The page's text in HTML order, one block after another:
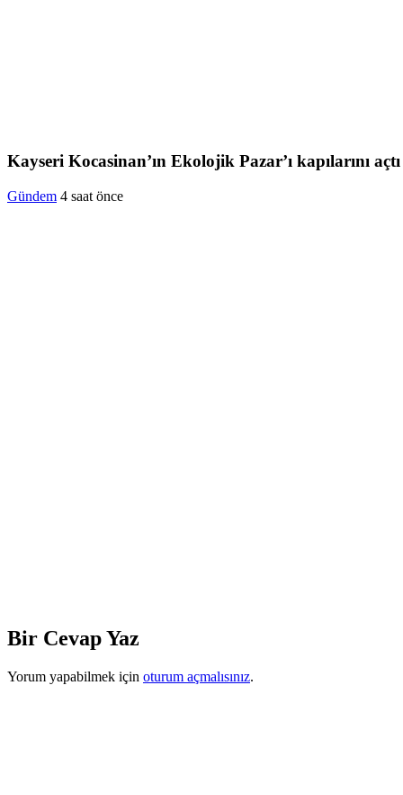
Kayseri Kocasinan’ın Ekolojik Pazar’ı kapılarını açtı
Gündem 4 saat önce
Bir Cevap Yaz
Yorum yapabilmek için oturum açmalısınız.